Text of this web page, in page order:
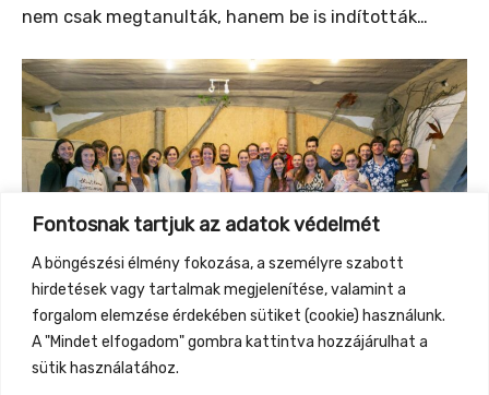
Fontosnak tartjuk az adatok védelmét
A böngészési élmény fokozása, a személyre szabott
hirdetések vagy tartalmak megjelenítése, valamint a
forgalom elemzése érdekében sütiket (cookie) használunk.
A "Mindet elfogadom" gombra kattintva hozzájárulhat a
sütik használatához.
nem csak megtanulták, hanem be is indították…